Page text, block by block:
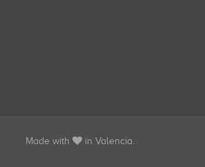
Made with in Valencia.